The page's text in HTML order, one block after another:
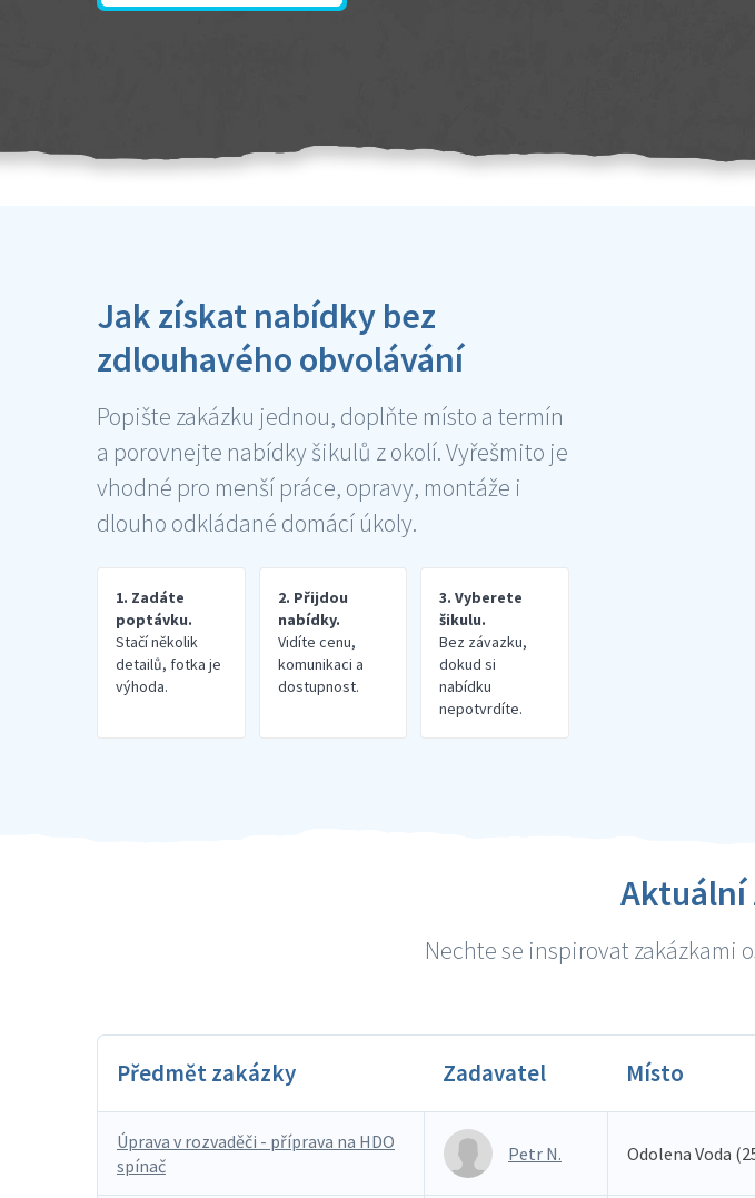
Jak získat nabídky bez
zdlouhavého obvolávání
Popište zakázku jednou, doplňte místo a termín
a porovnejte nabídky šikulů z okolí. Vyřešmito je
vhodné pro menší práce, opravy, montáže i
dlouho odkládané domácí úkoly.
1. Zadáte
poptávku.
Stačí několik
detailů, fotka je
výhoda.
2. Přijdou
nabídky.
Vidíte cenu,
komunikaci a
dostupnost.
3. Vyberete
šikulu.
Bez závazku,
dokud si
nabídku
nepotvrdíte.
Aktuální
Nechte se inspirovat zakázkami
Předmět zakázky Zadavatel Místo
Úprava v rozvaděči - příprava na HDO
spínač
Petr N. Odolena Voda